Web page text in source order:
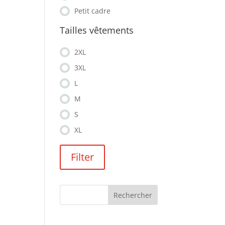
Petit cadre
Tailles vêtements
2XL
3XL
L
M
S
XL
Filter